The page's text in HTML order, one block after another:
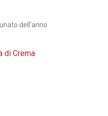
dell’anno